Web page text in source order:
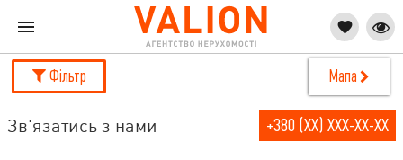
Фільтр Мапа
Зв'язатись з нами +380 (XX) XXX-XX-XX